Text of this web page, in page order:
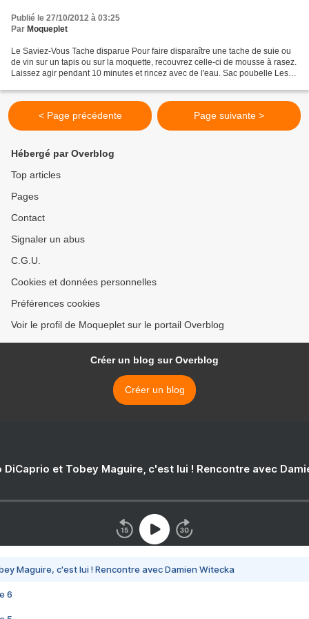
Publié le 27/10/2012 à 03:25
Par Moqueplet
Le Saviez-Vous Tache disparue Pour faire disparaître une tache de suie ou
de vin sur un tapis ou sur la moquette, recouvrez celle-ci de mousse à rasez.
Laissez agir pendant 10 minutes et rincez avec de l'eau. Sac poubelle Les
< Page précédente Page suivante >
Hébergé par Overblog
Top articles
Pages
Contact
Signaler un abus
C.G.U.
Cookies et données personnelles
Préférences cookies
Voir le profil de Moqueplet sur le portail Overblog
Créer un blog sur Overblog
Créer un blog
DiCaprio et Tobey Maguire, c'est lui ! Rencontre avec
Maguire, c'est lui ! Rencontre avec Damien Witecka
6